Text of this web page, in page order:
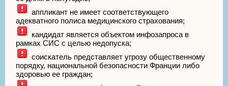
аппликант не имеет соответствующего
адекватного полиса медицинского страхования;
кандидат является объектом инфозапроса в
рамках СИС с целью недопуска;
соискатель представляет угрозу общественному
порядку, национальной безопасности Франции либо
здоровью ее граждан;